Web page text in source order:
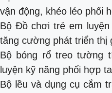
vận động, khéo léo phối
Bộ Đồ chơi trẻ em
tăng cường phát triển thị
Bộ bóng rổ treo tường
luyện kỹ năng phối hợp
Bộ lều và dụng cụ cắm